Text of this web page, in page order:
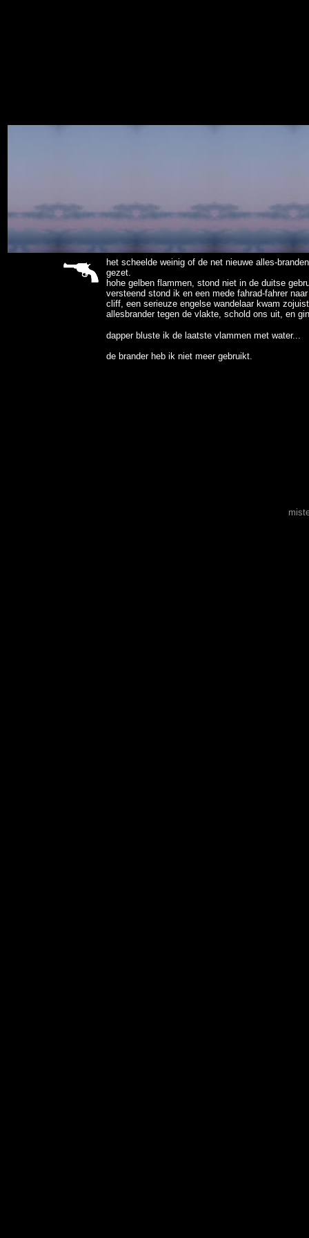
het scheelde weinig of de net nieuwe alles-
gezet.
hohe gelben flammen, stond niet in de duitse
versteend stond ik en een mede fahrad-fahrer
cliff, een serieuze engelse wandelaar kwam
allesbrander tegen de vlakte, schold ons uit, en
dapper bluste ik de laatste vlammen met water...
de brander heb ik niet meer gebruikt.